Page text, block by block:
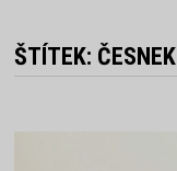
ŠTÍTEK: ČESNEK